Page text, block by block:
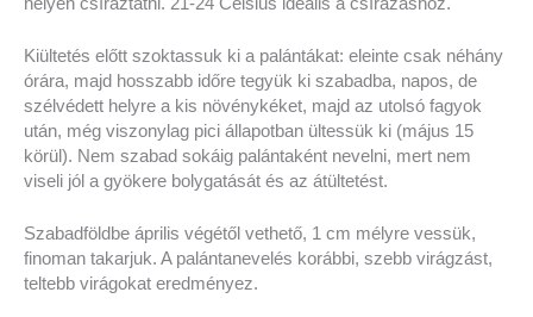
Kiültetés előtt szoktassuk ki a palántákat: eleinte csak néhány
órára, majd hosszabb időre tegyük ki szabadba, napos, de
szélvédett helyre a kis növénykéket, majd az utolsó fagyok
után, még viszonylag pici állapotban ültessük ki (május 15
körül). Nem szabad sokáig palántaként nevelni, mert nem
viseli jól a gyökere bolygatását és az átültetést.
Szabadföldbe április végétől vethető, 1 cm mélyre vessük,
finoman takarjuk. A palántanevelés korábbi, szebb virágzást,
teltebb virágokat eredményez.